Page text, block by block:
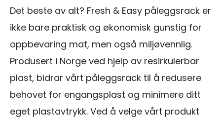
Det beste av alt? Fresh & Easy påleggsrack er
ikke bare praktisk og økonomisk gunstig for
oppbevaring mat, men også miljøvennlig.
Produsert i Norge ved hjelp av resirkulerbar
plast, bidrar vårt påleggsrack til å redusere
behovet for engangsplast og minimere ditt
eget plastavtrykk. Ved å velge vårt produkt